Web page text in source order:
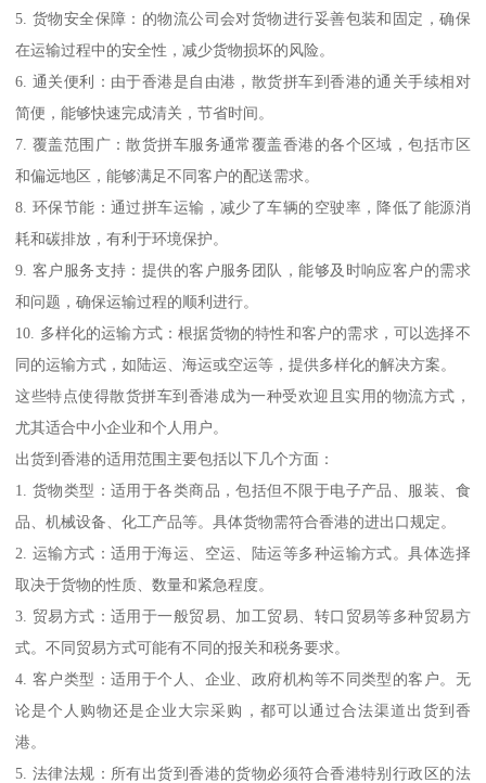
5. 货物安全保障：的物流公司会对货物进行妥善包装和固定，确保
在运输过程中的安全性，减少货物损坏的风险。
6. 通关便利：由于香港是自由港，散货拼车到香港的通关手续相对
简便，能够快速完成清关，节省时间。
7. 覆盖范围广：散货拼车服务通常覆盖香港的各个区域，包括市区
和偏远地区，能够满足不同客户的配送需求。
8. 环保节能：通过拼车运输，减少了车辆的空驶率，降低了能源消
耗和碳排放，有利于环境保护。
9. 客户服务支持：提供的客户服务团队，能够及时响应客户的需求
和问题，确保运输过程的顺利进行。
10. 多样化的运输方式：根据货物的特性和客户的需求，可以选择不
同的运输方式，如陆运、海运或空运等，提供多样化的解决方案。
这些特点使得散货拼车到香港成为一种受欢迎且实用的物流方式，
尤其适合中小企业和个人用户。
出货到香港的适用范围主要包括以下几个方面：
1. 货物类型：适用于各类商品，包括但不限于电子产品、服装、食
品、机械设备、化工产品等。具体货物需符合香港的进出口规定。
2. 运输方式：适用于海运、空运、陆运等多种运输方式。具体选择
取决于货物的性质、数量和紧急程度。
3. 贸易方式：适用于一般贸易、加工贸易、转口贸易等多种贸易方
式。不同贸易方式可能有不同的报关和税务要求。
4. 客户类型：适用于个人、企业、政府机构等不同类型的客户。无
论是个人购物还是企业大宗采购，都可以通过合法渠道出货到香
港。
5. 法律法规：所有出货到香港的货物必须符合香港特别行政区的法